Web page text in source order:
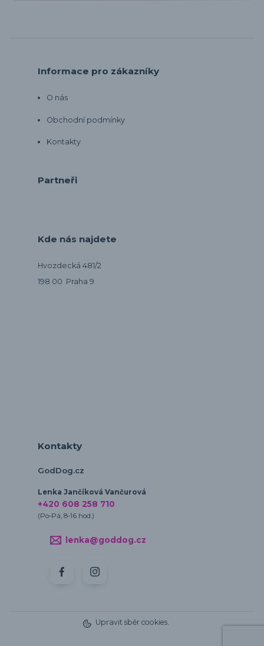
Informace pro zákazníky
O nás
Obchodní podmínky
Kontakty
Partneři
Kde nás najdete
Hvozdecká 481/2
198 00 Praha 9
Kontakty
GodDog.cz
Lenka Jančíková Vančurová
+420 608 258 710
(Po-Pá, 8-16 hod.)
lenka@goddog.cz
Upravit sběr cookies.